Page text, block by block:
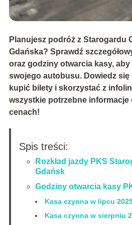
Planujesz podróż z Starogardu
Gdańska? Sprawdź
oraz godziny otwarcia kasy,
swojego autobusu. Dowiedz się
kupić bilety i skorzystać z
wszystkie potrzebne informacje
cenach!
Spis treści:
Rozkład jazdy PKS
Gdańsk
Godziny otwarcia kasy
Kasa czynna w lipcu
Kasa czynna w sierpniu